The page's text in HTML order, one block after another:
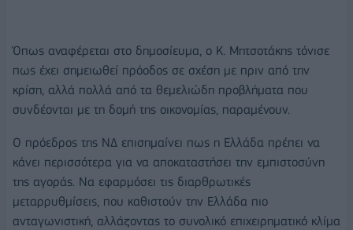
Όπως αναφέρεται στο δημοσίευμα, ο Κ. Μητσοτάκης τόνισε
πως έχει σημειωθεί πρόοδος σε σχέση με πριν από την
κρίση, αλλά πολλά από τα θεμελιώδη προβλήματα που
συνδέονται με τη δομή της οικονομίας, παραμένουν.
Ο πρόεδρος της ΝΔ επισημαίνει πως η Ελλάδα πρέπει να
κάνει περισσότερα για να αποκαταστήσει την εμπιστοσύνη
της αγοράς. Να εφαρμόσει τις διαρθρωτικές
μεταρρυθμίσεις, που καθιστούν την Ελλάδα πιο
ανταγωνιστική, αλλάζοντας το συνολικό επιχειρηματικό κλίμα